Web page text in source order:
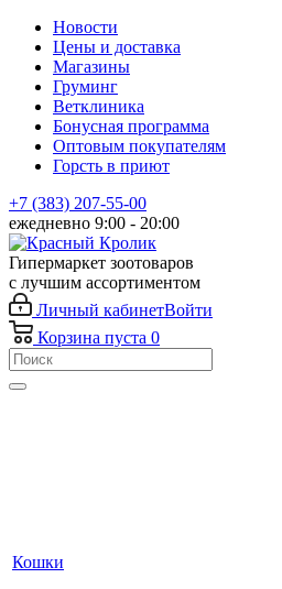
Новости
Цены и доставка
Магазины
Груминг
Ветклиника
Бонусная программа
Оптовым покупателям
Горсть в приют
+7 (383) 207-55-00
ежедневно 9:00 - 20:00
Гипермаркет зоотоваров
с лучшим ассортиментом
Личный кабинетВойти
Корзина пуста 0
Кошки